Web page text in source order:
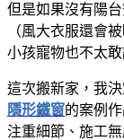
但是如果沒有陽
（風大衣服還會
小孩寵物也不太
這次搬新家，我
隱形鐵窗的案例
注重細節、施工